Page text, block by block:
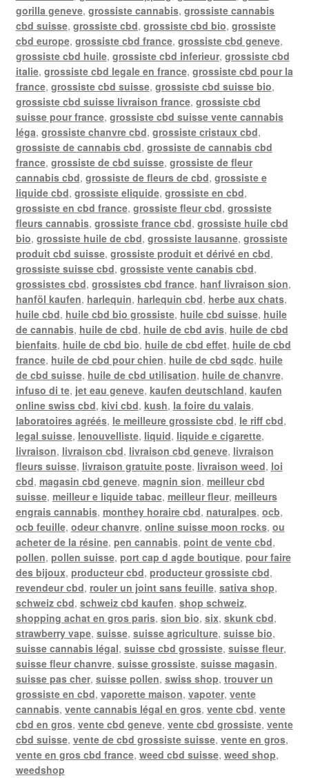
gorilla geneve, grossiste cannabis, grossiste cannabis
cbd suisse, grossiste cbd, grossiste cbd bio, grossiste
cbd europe, grossiste cbd france, grossiste cbd geneve,
grossiste cbd huile, grossiste cbd inferieur, grossiste cbd
italie, grossiste cbd legale en france, grossiste cbd pour la
france, grossiste cbd suisse, grossiste cbd suisse bio,
grossiste cbd suisse livraison france, grossiste cbd
suisse pour france, grossiste cbd suisse vente cannabis
léga, grossiste chanvre cbd, grossiste cristaux cbd,
grossiste de cannabis cbd, grossiste de cannabis cbd
france, grossiste de cbd suisse, grossiste de fleur
cannabis cbd, grossiste de fleurs de cbd, grossiste e
liquide cbd, grossiste eliquide, grossiste en cbd,
grossiste en cbd france, grossiste fleur cbd, grossiste
fleurs cannabis, grossiste france cbd, grossiste huile cbd
bio, grossiste huile de cbd, grossiste lausanne, grossiste
produit cbd suisse, grossiste produit et dérivé en cbd,
grossiste suisse cbd, grossiste vente canabis cbd,
grossistes cbd, grossistes cbd france, hanf livraison sion,
hanföl kaufen, harlequin, harlequin cbd, herbe aux chats,
huile cbd, huile cbd bio grossiste, huile cbd suisse, huile
de cannabis, huile de cbd, huile de cbd avis, huile de cbd
bienfaits, huile de cbd bio, huile de cbd effet, huile de cbd
france, huile de cbd pour chien, huile de cbd sqdc, huile
de cbd suisse, huile de cbd utilisation, huile de chanvre,
infuso di te, jet eau geneve, kaufen deutschland, kaufen
online swiss cbd, kivi cbd, kush, la foire du valais,
laboratoires agréés, le meilleure grossiste cbd, le riff cbd,
legal suisse, lenouvelliste, liquid, liquide e cigarette,
livraison, livraison cbd, livraison cbd geneve, livraison
fleurs suisse, livraison gratuite poste, livraison weed, loi
cbd, magasin cbd geneve, magnin sion, meilleur cbd
suisse, meilleur e liquide tabac, meilleur fleur, meilleurs
engrais cannabis, monthey horaire cbd, naturalpes, ocb,
ocb feuille, odeur chanvre, online suisse moon rocks, ou
acheter de la résine, pen cannabis, point de vente cbd,
pollen, pollen suisse, port cap d agde boutique, pour faire
des bijoux, producteur cbd, producteur grossiste cbd,
revendeur cbd, rouler un joint sans feuille, sativa shop,
schweiz cbd, schweiz cbd kaufen, shop schweiz,
shopping achat en gros paris, sion bio, six, skunk cbd,
strawberry vape, suisse, suisse agriculture, suisse bio,
suisse cannabis légal, suisse cbd grossiste, suisse fleur,
suisse fleur chanvre, suisse grossiste, suisse magasin,
suisse pas cher, suisse pollen, swiss shop, trouver un
grossiste en cbd, vaporette maison, vapoter, vente
cannabis, vente cannabis légal en gros, vente cbd, vente
cbd en gros, vente cbd geneve, vente cbd grossiste, vente
cbd suisse, vente de cbd grossiste suisse, vente en gros,
vente en gros cbd france, weed cbd suisse, weed shop,
weedshop